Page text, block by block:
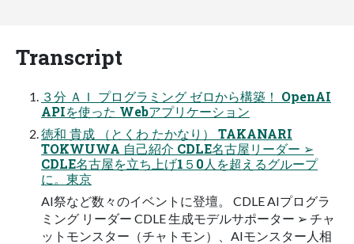
Transcript
３分 ＡＩ プログラミング ゼロから構築！ OpenAI
APIを使った Webアプリケーション
徳和 貴成 （とくわ たかなり） TAKANARI
TOKWUWA 自己紹介 CDLE名古屋リーダー ➢
CDLE名古屋を立ち上げ1５0人を超えるグループ
に。東京
AI祭など数々のイベントに登壇。 CDLE AIプログラ
ミング リーダー CDLE 生成モデルサポーター ➢ チャ
ットモンスター（チャトモン）、AIモンスター人相